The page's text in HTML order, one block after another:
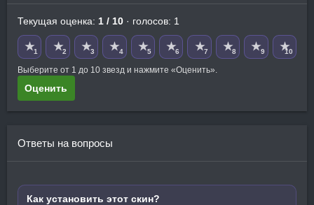
Текущая оценка: 1 / 10 · голосов: 1
★1 ★2 ★3 ★4 ★5 ★6 ★7 ★8 ★9 ★10
Выберите от 1 до 10 звезд и нажмите «Оценить».
Оценить
Ответы на вопросы
Как установить этот скин?